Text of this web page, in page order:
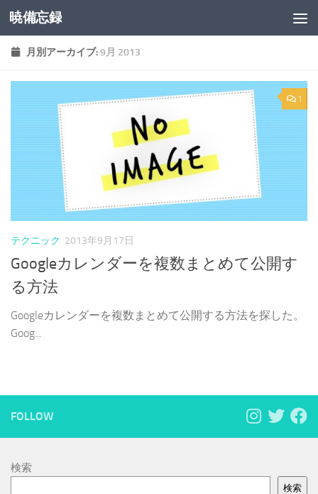
コンテンツへスキップ
暁備忘録
月別アーカイブ:9月 2013
1
テクニック 2013年9月17日
Googleカレンダーを複数まとめて公開す
る方法
Googleカレンダーを複数まとめて公開する方法を探した。
Goog...
FOLLOW
検索
検索